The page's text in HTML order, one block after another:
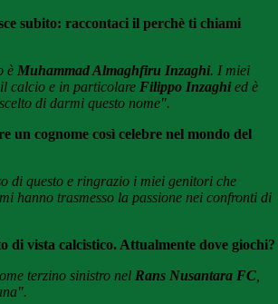
subito: raccontaci il perchè ti chiami
è Muhammad Almaghfiru Inzaghi. I miei
calcio e in particolare Filippo Inzaghied è
di darmi questo nome".
un cognome così celebre nel mondo del
di questo e ringrazio i miei genitori che
hanno trasmesso la passione nei confronti di
di vista calcistico. Attualmente dove giochi?
terzino sinistro nel Rans Nusantara FC